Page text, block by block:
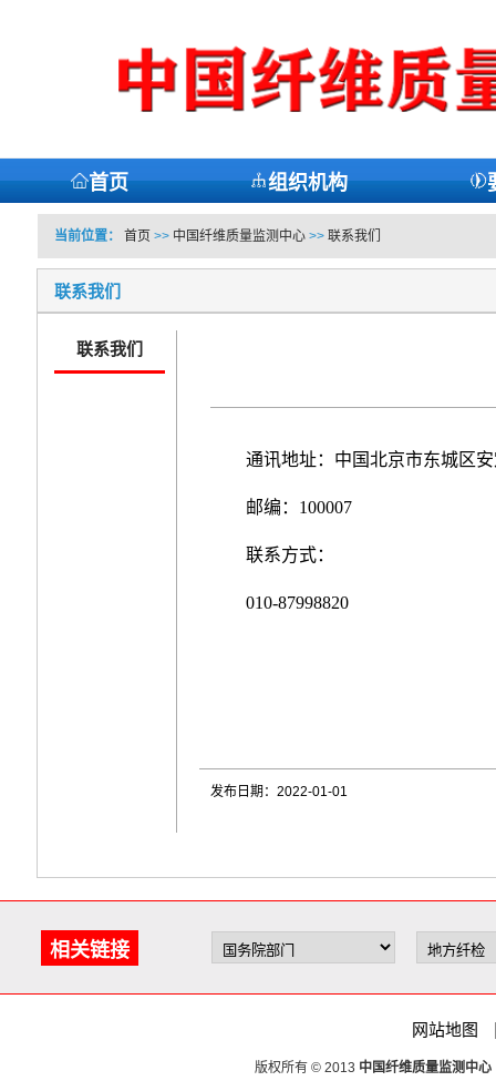
首页 组织机构
当前位置： 首页 >> 中国纤维质量监测中心>> 联系我们
联系我们
联系我们
通讯地址：中国北京市东城区
邮编：100007
联系方式：
010-87998820
发布日期：2022-01-01
相关链接
网站地图
版权所有 © 2013 中国纤维质量监测中心